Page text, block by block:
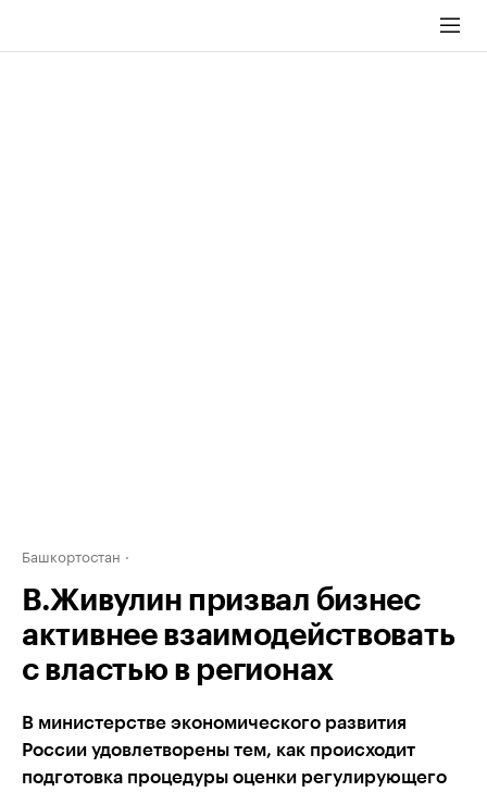
Башкортостан
В.Живулин призвал бизнес
активнее взаимодействовать
с властью в регионах
В министерстве экономического развития
России удовлетворены тем, как происходит
подготовка процедуры оценки регулирующего